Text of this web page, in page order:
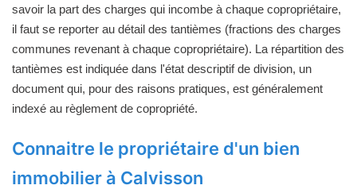
savoir la part des charges qui incombe à chaque copropriétaire,
il faut se reporter au détail des tantièmes (fractions des charges
communes revenant à chaque copropriétaire). La répartition des
tantièmes est indiquée dans l'état descriptif de division, un
document qui, pour des raisons pratiques, est généralement
indexé au règlement de copropriété.
Connaitre le propriétaire d'un bien
immobilier à Calvisson